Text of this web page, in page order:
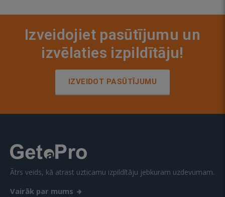
Izveidojiet pasūtījumu un
izvēlaties izpildītāju!
IZVEIDOT PASŪTĪJUMU
Ātrs veids, kā atrast uzticamu izpildītāju jebkuram uzdevumam.
Vairāk par mums